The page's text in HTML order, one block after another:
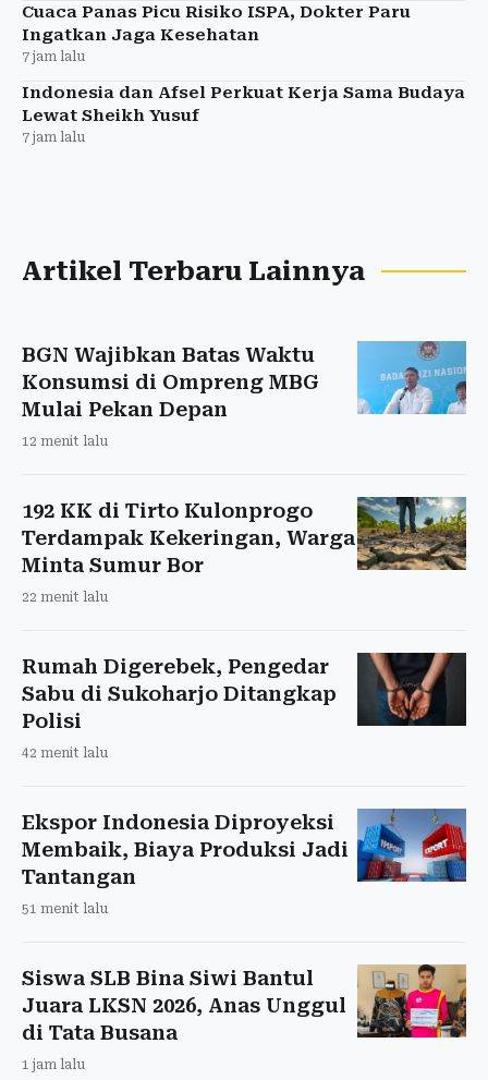
Cuaca Panas Picu Risiko ISPA, Dokter Paru
Ingatkan Jaga Kesehatan
7 jam lalu
Indonesia dan Afsel Perkuat Kerja Sama Budaya
Lewat Sheikh Yusuf
7 jam lalu
Artikel Terbaru Lainnya
BGN Wajibkan Batas Waktu
Konsumsi di Ompreng MBG
Mulai Pekan Depan
12 menit lalu
192 KK di Tirto Kulonprogo
Terdampak Kekeringan, Warga
Minta Sumur Bor
22 menit lalu
Rumah Digerebek, Pengedar
Sabu di Sukoharjo Ditangkap
Polisi
42 menit lalu
Ekspor Indonesia Diproyeksi
Membaik, Biaya Produksi Jadi
Tantangan
51 menit lalu
Siswa SLB Bina Siwi Bantul
Juara LKSN 2026, Anas Unggul
di Tata Busana
1 jam lalu